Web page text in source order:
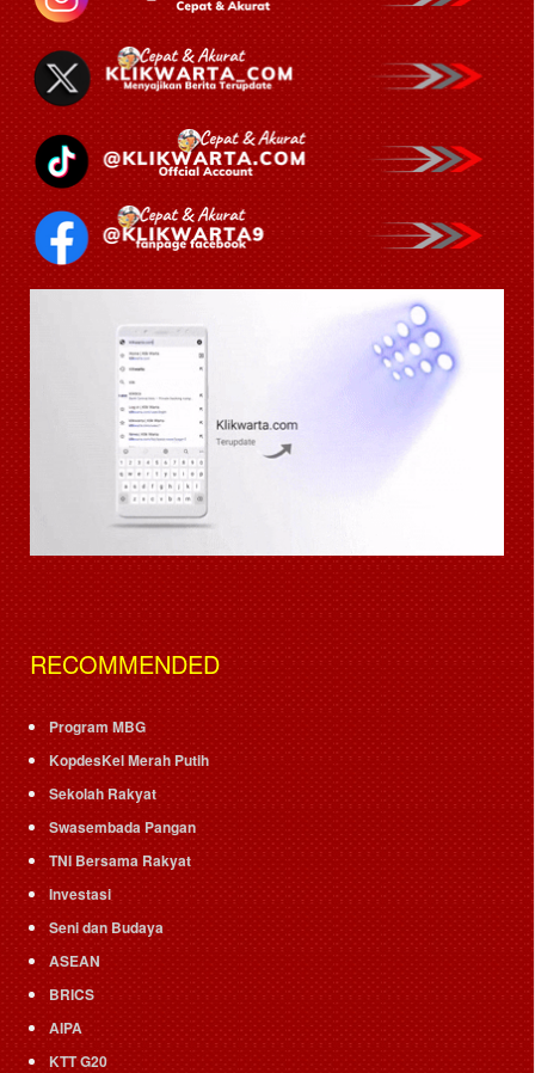
RECOMMENDED
Program MBG
KopdesKel Merah Putih
Sekolah Rakyat
Swasembada Pangan
TNI Bersama Rakyat
Investasi
Seni dan Budaya
ASEAN
BRICS
AIPA
KTT G20